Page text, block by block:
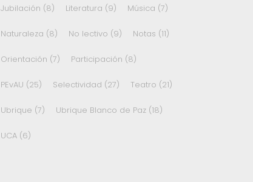
Jubilación (8) Literatura (9) Música (7)
Naturaleza (8) No lectivo (9) Notas (11)
Orientación (7) Participación (8)
PEvAU (25) Selectividad (27) Teatro (21)
Ubrique (7) Ubrique Blanco de Paz(18)
UCA(6)